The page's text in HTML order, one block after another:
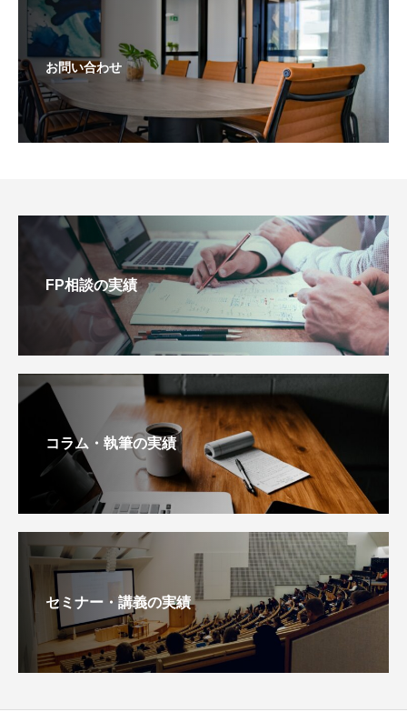
お問い合わせ
FP相談の実績
コラム・執筆の実績
セミナー・講義の実績